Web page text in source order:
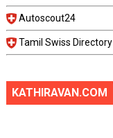
Autoscout24
Tamil Swiss Directory
KATHIRAVAN.COM